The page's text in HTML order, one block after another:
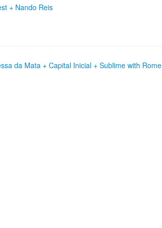
+ Nando Reis
da Mata + Capital Inicial + Sublime with Rome